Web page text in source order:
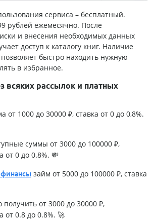
сервиса – бесплатный.
рублей ежемесячно. После
и внесения необходимых данных
доступ к каталогу книг. Наличие
быстро находить нужную
в избранное.
всяких рассылок и платных
от 1000 до 30000 ₽, ставка от 0 до 0,8%.
суммы от 3000 до 100000 ₽,
от 0 до 0.8%. 💸
займ от 5000 до 100000 ₽, ставка
получить от 3000 до 30000 ₽,
от 0.8 до 0.8%. 🚀